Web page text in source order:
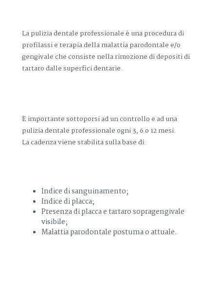
La pulizia dentale professionale è una procedura di
profilassi e terapia della malattia parodontale e/o
gengivale che consiste nella rimozione di depositi di
tartaro dalle superfici dentarie.
È importante sottoporsi ad un controllo e ad una
pulizia dentale professionale ogni 3, 6 o 12 mesi.
La cadenza viene stabilita sulla base di:
Indice di sanguinamento;
Indice di placca;
Presenza di placca e tartaro sopragengivale
visibile;
Malattia parodontale postuma o attuale.